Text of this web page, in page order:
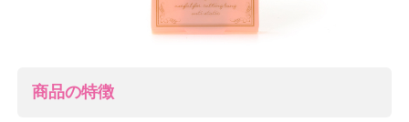
商品の特徴